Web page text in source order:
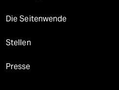
Die Seitenwende
Stellen
Presse